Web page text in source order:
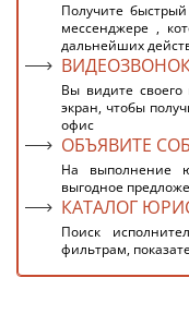
Получите
мессенджере ,
дальнейших
Вы видите своего
экран, чтобы
офис
ОБЪЯВИТЕ
На выполнение
выгодное
КАТАЛОГ
Поиск
фильтрам,